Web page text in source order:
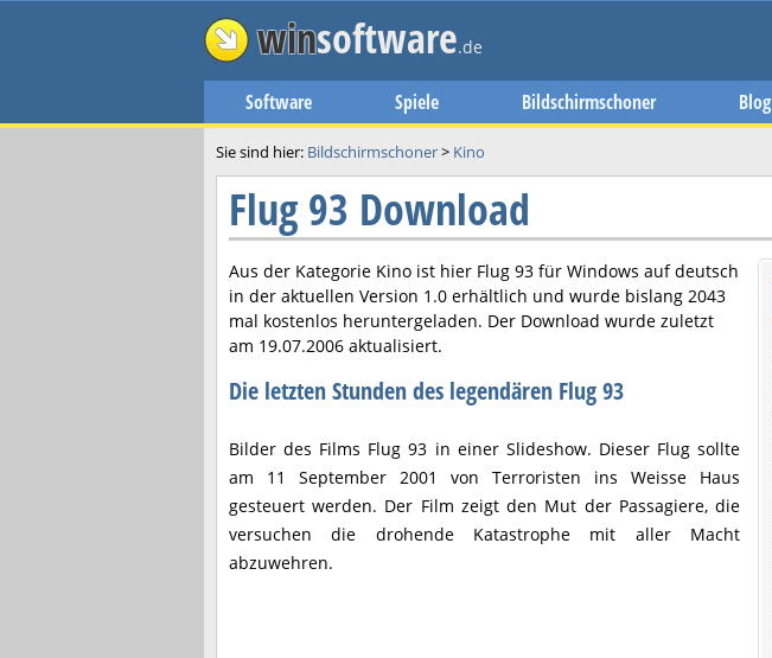
winsoftware.de
Software Spiele Bildschirmschoner Blog
Sie sind hier: Bildschirmschoner> Kino
Flug 93 Download
Aus der Kategorie Kino ist hier Flug 93 für Windows auf deutsch
in der aktuellen Version 1.0 erhältlich und wurde bislang 2043
mal kostenlos heruntergeladen. Der Download wurde zuletzt
am 19.07.2006 aktualisiert.
Die letzten Stunden des legendären Flug 93
Bilder des Films Flug 93 in einer Slideshow. Dieser Flug sollte
am 11 September 2001 von Terroristen ins Weisse Haus
gesteuert werden. Der Film zeigt den Mut der Passagiere, die
versuchen die drohende Katastrophe mit aller Macht
abzuwehren.